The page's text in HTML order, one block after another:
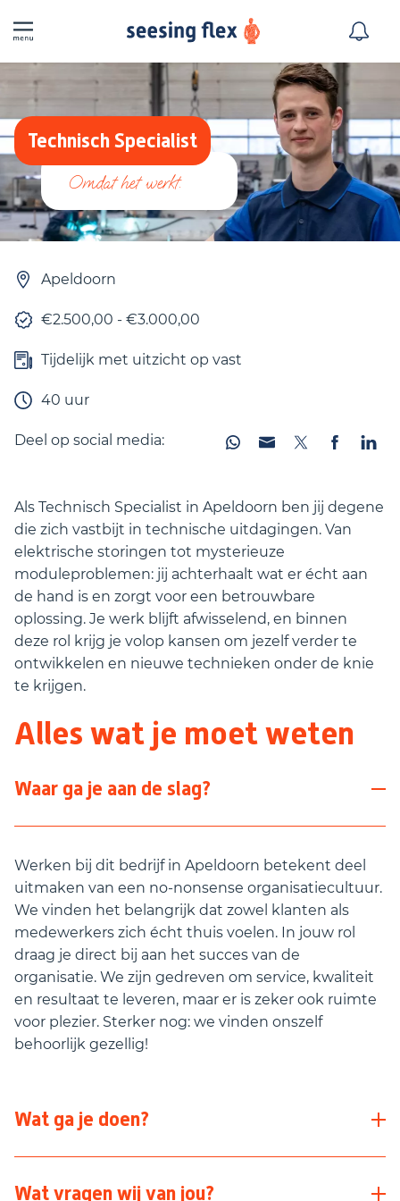
Technisch Specialist
Apeldoorn
€2.500,00 - €3.000,00
Tijdelijk met uitzicht op vast
40 uur
Deel op social media:
Als Technisch Specialist in Apeldoorn ben jij degene
die zich vastbijt in technische uitdagingen. Van
elektrische storingen tot mysterieuze
moduleproblemen: jij achterhaalt wat er écht aan
de hand is en zorgt voor een betrouwbare
oplossing. Je werk blijft afwisselend, en binnen
deze rol krijg je volop kansen om jezelf verder te
ontwikkelen en nieuwe technieken onder de knie
te krijgen.
Alles wat je moet weten
Waar ga je aan de slag?
Werken bij dit bedrijf in Apeldoorn betekent deel
uitmaken van een no‑nonsense organisatiecultuur.
We vinden het belangrijk dat zowel klanten als
medewerkers zich écht thuis voelen. In jouw rol
draag je direct bij aan het succes van de
organisatie. We zijn gedreven om service, kwaliteit
en resultaat te leveren, maar er is zeker ook ruimte
voor plezier. Sterker nog: we vinden onszelf
behoorlijk gezellig!
Wat ga je doen?
Als Technisch Specialist in Apeldoorn start je met
Wat vragen wij van jou?